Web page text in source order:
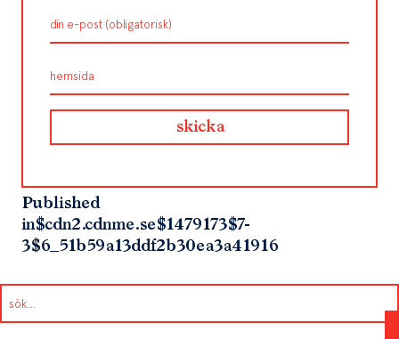
Published
in$cdn2.cdnme.se$1479173$7-
3$6_51b59a13ddf2b30ea3a41916